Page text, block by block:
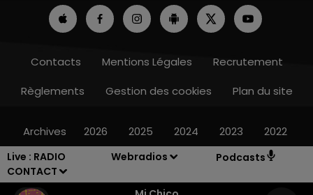
Live : RADIO
CONTACT
Webradios Podcasts
Contacts Mentions Légales
Recrutement
Règlements
Gestion des cookies Plan du site
Archives 2026 2025 2024 2023 2022